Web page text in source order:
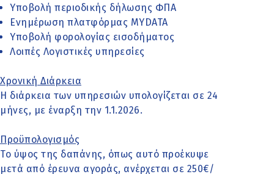
Υποβολή περιοδικής δήλωσης ΦΠΑ
Ενημέρωση πλατφόρμας MYDATA
Υποβολή φορολογίας εισοδήματος
Λοιπές Λογιστικές υπηρεσίες
Χρονική Διάρκεια
Η διάρκεια των υπηρεσιών υπολογίζεται σε 24
μήνες, με έναρξη την 1.1.2026.
Προϋπολογισμός
Το ύψος της δαπάνης, όπως αυτό προέκυψε
μετά από έρευνα αγοράς, ανέρχεται σε 250€/